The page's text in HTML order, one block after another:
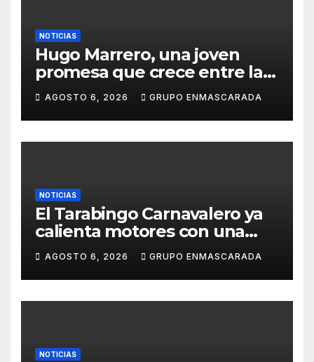
NOTICIAS
Hugo Marrero, una joven
promesa que crece entre la
música y la pasión por el
Carnaval
AGOSTO 6, 2026 GRUPO ENMASCARADA
NOTICIAS
El Tarabingo Carnavalero ya
calienta motores con una
nueva edición cargada de
sorpresas
AGOSTO 6, 2026 GRUPO ENMASCARADA
NOTICIAS